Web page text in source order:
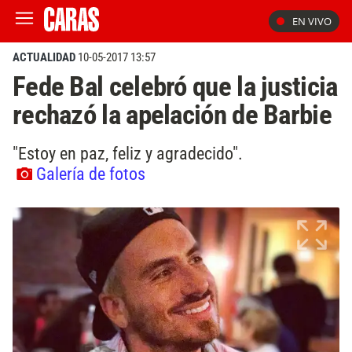
EN VIVO
ACTUALIDAD 10-05-2017 13:57
Fede Bal celebró que la justicia
rechazó la apelación de Barbie
"Estoy en paz, feliz y agradecido".
Galería de fotos